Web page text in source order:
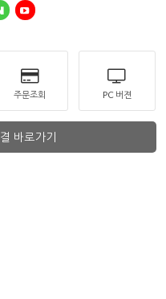
주문조회 PC 버젼
바로가기